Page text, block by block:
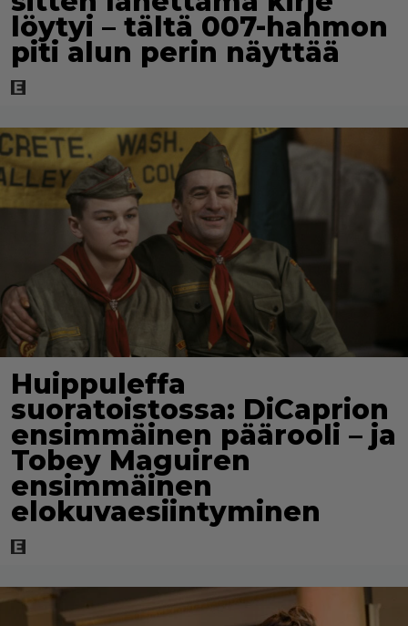
löytyi – tältä 007-hahmon
piti alun perin näyttää
Huippuleffa
suoratoistossa: DiCaprion
ensimmäinen päärooli – ja
Tobey Maguiren
ensimmäinen
elokuvaesiintyminen